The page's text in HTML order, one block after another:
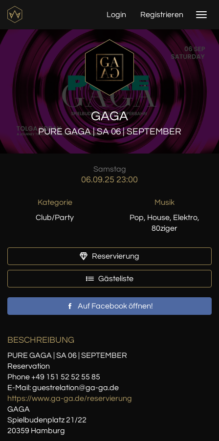
Login Registrieren
GAGA
PURE GAGA | SA 06 | SEPTEMBER
Samstag
06.09.25 23:00
Kategorie
Club/Party
Musik
Pop, House, Elektro,
80ziger
Reservierung
Gästeliste
Auf Facebook öffnen!
BESCHREIBUNG
PURE GAGA | SA 06 | SEPTEMBER
Reservation
Phone +49 151 52 52 55 85
E-Mail: guestrelation@ga-ga.de
https://www.ga-ga.de/reservierung
GAGA
Spielbudenplatz 21/22
20359 Hamburg